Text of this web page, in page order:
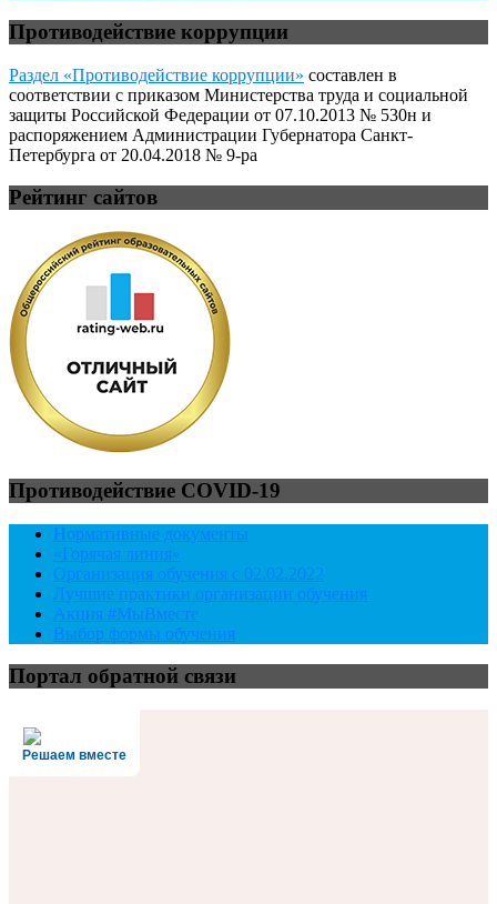
Противодействие коррупции
Раздел «Противодействие коррупции» составлен в
соответствии с приказом Министерства труда и социальной
защиты Российской Федерации от 07.10.2013 № 530н и
распоряжением Администрации Губернатора Санкт-
Петербурга от 20.04.2018 № 9-ра
Рейтинг сайтов
Противодействие COVID-19
Нормативные документы
«Горячая линия»
Организация обучения с 02.02.2022
Лучшие практики организации обучения
Акция #МыВместе
Выбор формы обучения
Портал обратной связи
Решаем вместе